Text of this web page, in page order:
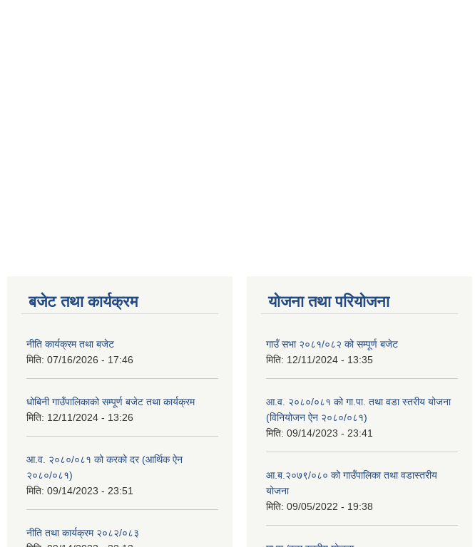
बजेट तथा कार्यक्रम
नीति कार्यक्रम तथा बजेट
मिति: 07/16/2026 - 17:46
धोबिनी गाउँपालिकाको सम्पूर्ण बजेट तथा कार्यक्रम
मिति: 12/11/2024 - 13:26
आ.व. २०८०/०८१ को करको दर (आर्थिक ऐन
२०८०/०८१)
मिति: 09/14/2023 - 23:51
नीति तथा कार्यक्रम २०८२/०८३
योजना तथा परियोजना
गाउँ सभा २०८१/०८२ को सम्पूर्ण बजेट
मिति: 12/11/2024 - 13:35
आ.व. २०८०/०८१ को गा.पा. तथा वडा स्तरीय योजना
(विनियोजन ऐन २०८०/०८१)
मिति: 09/14/2023 - 23:41
आ.ब.२०७९/०८० को गाउँपालिका तथा वडास्तरीय
योजना
मिति: 09/05/2022 - 19:38